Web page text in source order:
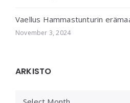
Vaellus Hammastunturin
November 3, 2024
ARKISTO